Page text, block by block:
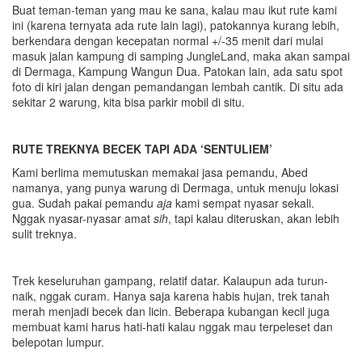
Buat teman-teman yang mau ke sana, kalau mau ikut rute kami
ini (karena ternyata ada rute lain lagi), patokannya kurang lebih,
berkendara dengan kecepatan normal +/-35 menit dari mulai
masuk jalan kampung di samping JungleLand, maka akan sampai
di Dermaga, Kampung Wangun Dua. Patokan lain, ada satu spot
foto di kiri jalan dengan pemandangan lembah cantik. Di situ ada
sekitar 2 warung, kita bisa parkir mobil di situ.
RUTE TREKNYA BECEK TAPI ADA ‘SENTULIEM’
Kami berlima memutuskan memakai jasa pemandu, Abed
namanya, yang punya warung di Dermaga, untuk menuju lokasi
gua. Sudah pakai pemandu aja kami sempat nyasar sekali.
Nggak nyasar-nyasar amat sih, tapi kalau diteruskan, akan lebih
sulit treknya.
Trek keseluruhan gampang, relatif datar. Kalaupun ada turun-
naik, nggak curam. Hanya saja karena habis hujan, trek tanah
merah menjadi becek dan licin. Beberapa kubangan kecil juga
membuat kami harus hati-hati kalau nggak mau terpeleset dan
belepotan lumpur.